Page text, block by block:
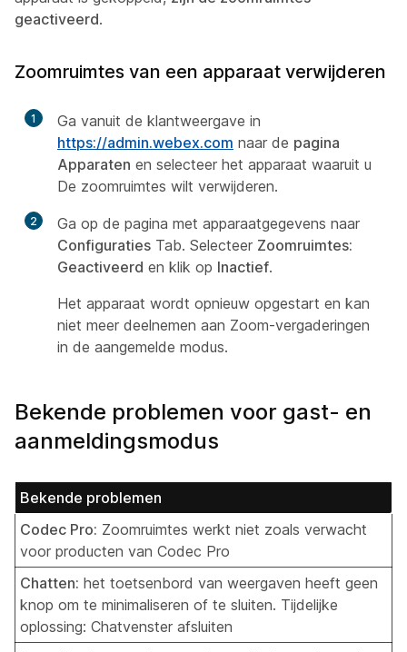
geactiveerd.
Zoomruimtes van een apparaat verwijderen
1
Ga vanuit de klantweergave in
https://admin.webex.com naar de pagina
Apparaten en selecteer het apparaat waaruit u
De zoomruimtes wilt verwijderen.
2
Ga op de pagina met apparaatgegevens naar
Configuraties Tab. Selecteer Zoomruimtes:
Geactiveerd en klik op Inactief.
Het apparaat wordt opnieuw opgestart en kan
niet meer deelnemen aan Zoom-vergaderingen
in de aangemelde modus.
Bekende problemen voor gast- en
aanmeldingsmodus
Bekende problemen
Codec Pro: Zoomruimtes werkt niet zoals verwacht
voor producten van Codec Pro
Chatten: het toetsenbord van weergaven heeft geen
knop om te minimaliseren of te sluiten. Tijdelijke
oplossing: Chatvenster afsluiten